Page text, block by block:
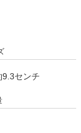
9.3センチ